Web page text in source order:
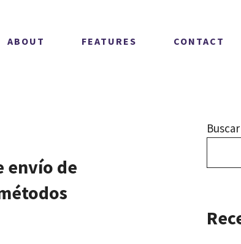
ABOUT FEATURES CONTACT
envío de
Buscar